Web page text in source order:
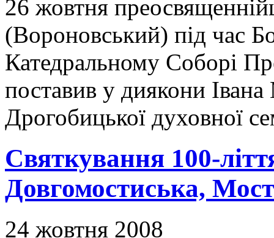
26 жовтня
(Вороновський) під час
Катедральному Соборі
поставив у диякони
Дрогобицької духовної
Святкування 100-
Довгомостиська,
24 жовтня 2008